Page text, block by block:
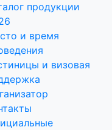
продукции
и время
и визовая